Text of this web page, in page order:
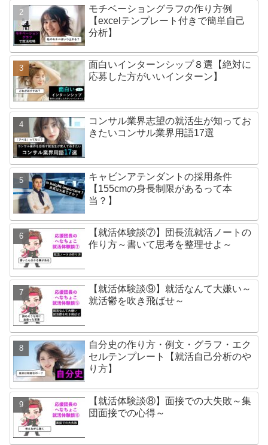
モチベーショングラフの作り方例
【excelテンプレート付きで簡単自己
分析】
面白いインターンシップ８選【絶対に
応募した方がいいインターン】
コンサル業界志望の就活生が知ってお
きたいコンサル業界用語17選
キャビンアテンダントの採用条件
【155cmの身長制限があるって本
当？】
【就活体験談⑦】団長流就活ノートの
作り方～書いて思考を整理せよ～
【就活体験談⑨】就活なんて大嫌い～
就活鬱を吹き飛ばせ～
自分史の作り方・例文・グラフ・エク
セルテンプレート【就活自己分析のや
り方】
【就活体験談⑧】面接での大失敗～集
団面接での心得～